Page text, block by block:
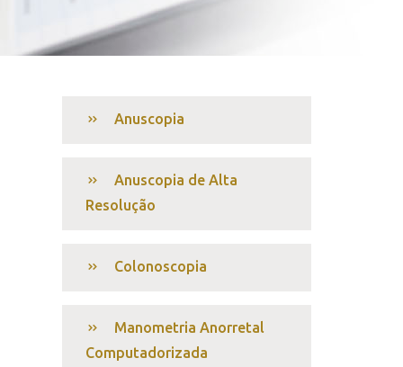
Anuscopia
Anuscopia de Alta
Resolução
Colonoscopia
Manometria Anorretal
Computadorizada